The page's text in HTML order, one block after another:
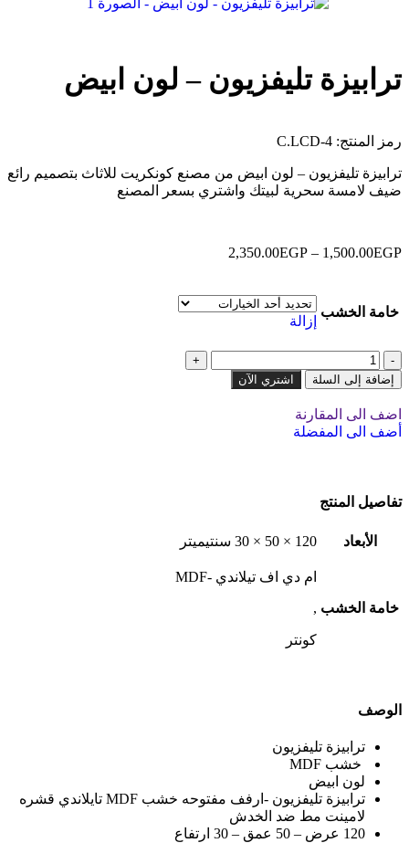
ترابيزة تليفزيون – لون ابيض
رمز المنتج: C.LCD-4
ترابيزة تليفزيون – لون ابيض من مصنع كونكريت للاثاث بتصميم رائع
ضيف لامسة سحرية لبيتك واشتري بسعر المصنع
1,500.00EGP
–
2,350.00EGP
خامة الخشب
إزالة
إضافة إلى السلة اشتري الآن
اضف الى المقارنة
أضف الى المفضلة
تفاصيل المنتج
الأبعاد 120 × 50 × 30 سنتيميتر
خامة الخشب
ام دي اف تيلاندي -MDF
,
كونتر
الوصف
ترابيزة تليفزيون
خشب MDF
لون ابيض
ترابيزة تليفزيون -ارفف مفتوحه خشب MDF تايلاندي قشره
لامينت مط ضد الخدش
120 عرض – 50 عمق – 30 ارتفاع